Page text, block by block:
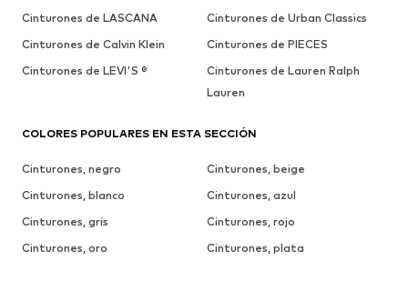
Cinturones de LASCANA
Cinturones de Urban Classics
Cinturones de Calvin Klein
Cinturones de PIECES
Cinturones de LEVI'S ®
Cinturones de Lauren Ralph
Lauren
COLORES POPULARES EN ESTA SECCIÓN
Cinturones, negro
Cinturones, beige
Cinturones, blanco
Cinturones, azul
Cinturones, gris
Cinturones, rojo
Cinturones, oro
Cinturones, plata